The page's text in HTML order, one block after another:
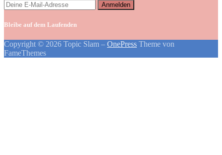
Bleibe auf dem Laufenden
Copyright © 2026 Topic Slam – OnePress Theme von
FameThemes